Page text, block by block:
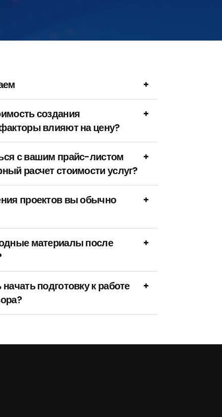
создания
влияют на цену?
с вашим прайс-листом
расчет стоимости услуг?
проектов вы обычно
материалы после
подготовку к работе